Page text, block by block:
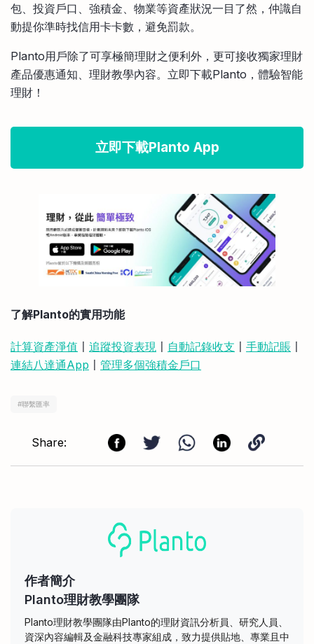
包、投資戶口、強積金、物業等資產狀況一目了然，仲識自
動提你準時找信用卡卡數，避免罰款。
Planto用戶除了可享極簡理財之便利外，更可接收獨家理財
產品優惠通知、理財教學內容。立即下載Planto，體驗智能
理財！
立即下載Planto App
了解Planto的實用功能
計算資產淨值 〡 追蹤投資表現 〡 自動記錄收支 〡 手動記賬 〡
連結八達通App 〡 管理多個強積金戶口
#聯繫匯率
Share:
作者簡介
Planto理財教學團隊
Planto理財教學團隊由Planto的理財資訊分析員、研究人員、
資深內容編輯及金融科技專家組成，致力提供貼地、專業且中